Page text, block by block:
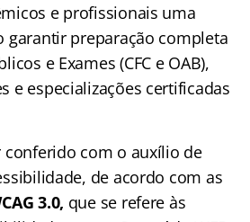
e profissionais uma
garantir preparação completa
e Exames (CFC e OAB),
e especializações certificadas
conferido com o auxílio de
de acordo com as
3.0, que se refere às